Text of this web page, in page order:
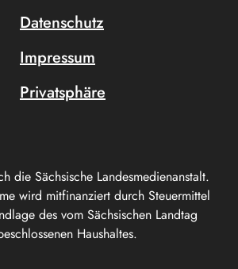
die Sächsische Landesmedienanstalt.
wird mitfinanziert durch Steuermittel
des vom Sächsischen Landtag
Haushaltes.
Datenschutz
Impressum
Privatsphäre